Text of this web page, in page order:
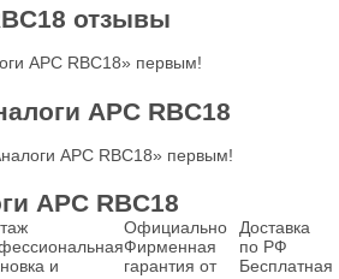
отзывы
APC RBC18» первым!
APC RBC18
APC RBC18» первым!
APC RBC18
и
Официально
Фирменная
гарантия от
Доставка
по РФ
Бесплатная